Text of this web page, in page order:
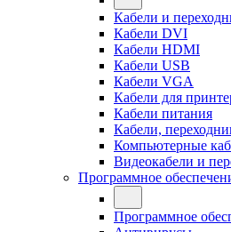
Кабели и
Кабели DVI
Кабели HDMI
Кабели USB
Кабели VGA
Кабели для
Кабели питания
Кабели,
Компьютерные
Видеокабели и
Программное
Программное